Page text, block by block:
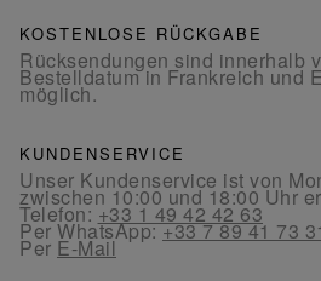
KOSTENLOSE RÜCKGABE
Rücksendungen sind innerhalb
Bestelldatum in Frankreich und
möglich.
KUNDENSERVICE
Unser Kundenservice ist von
zwischen 10:00 und 18:00 Uhr
Telefon:+33 1 49 42 42 63
Per WhatsApp:+33 7 89 41 73
Per E-Mail